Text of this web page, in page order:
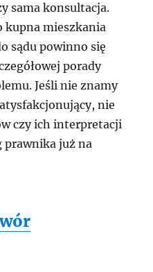
sama konsultacja.
kupna mieszkania
sądu powinno się
porady
Jeśli nie znamy
nie
czy ich interpretacji
prawnika już na